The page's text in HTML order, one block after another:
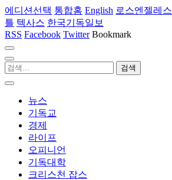
에디션선택 통합홈 English 로스엔젤레스
틀 텍사스 한국기독일보
RSS Facebook Twitter Bookmark
뉴스
기독교
경제
라이프
오피니언
기독대학
크리스천 잡스